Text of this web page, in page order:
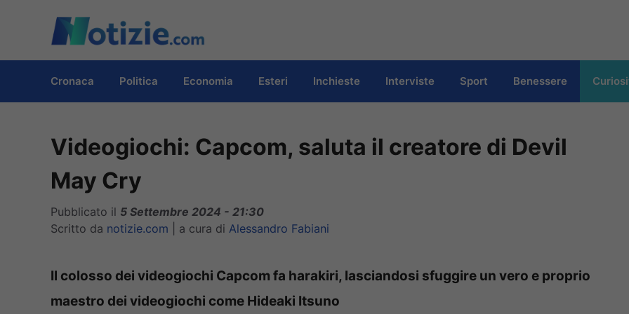
contenuto
Cronaca Politica Economia Esteri Inchieste Interviste Sport Benessere
Videogiochi: Capcom, saluta il creatore di Devil
May Cry
Pubblicato il 5 Settembre 2024 - 21:30
Scritto da notizie.com a cura di Alessandro Fabiani
Il colosso dei videogiochi Capcom fa harakiri, lasciandosi sfuggire un vero e proprio
maestro dei videogiochi come Hideaki Itsuno